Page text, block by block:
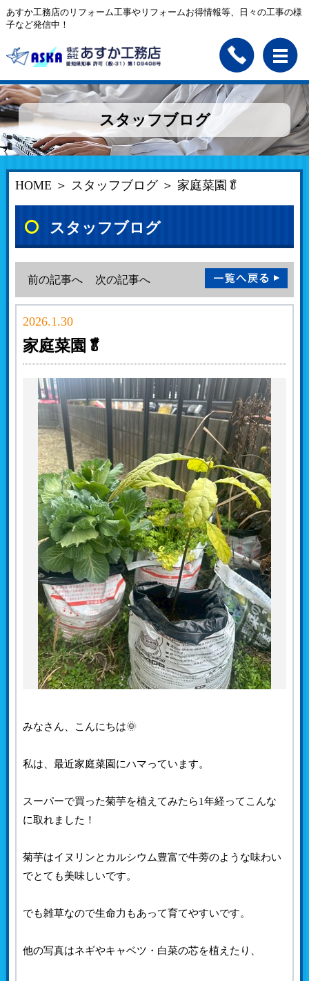
あすか工務店のリフォーム工事やリフォームお得情報等、日々の工事の様
子など発信中！
スタッフブログ
HOME ＞ スタッフブログ＞ 家庭菜園🥬
スタッフブログ
前の記事へ 次の記事へ
2026.1.30
家庭菜園🥬
みなさん、こんにちは🌞
私は、最近家庭菜園にハマっています。
スーパーで買った菊芋を植えてみたら1年経ってこんな
に取れました！
菊芋はイヌリンとカルシウム豊富で牛蒡のような味わい
でとても美味しいです。
でも雑草なので生命力もあって育てやすいです。
他の写真はネギやキャベツ・白菜の芯を植えたり、